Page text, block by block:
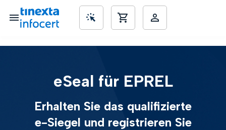
eSeal für EPREL
Erhalten Sie das qualifizierte
e-Siegel und registrieren Sie